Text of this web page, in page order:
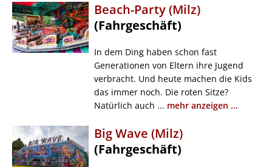
Beach-Party (Milz)
(Fahrgeschäft)
In dem Ding haben schon fast
Generationen von Eltern ihre Jugend
verbracht. Und heute machen die Kids
das immer noch. Die roten Sitze?
Natürlich auch ... mehr anzeigen ...
Big Wave (Milz)
(Fahrgeschäft)